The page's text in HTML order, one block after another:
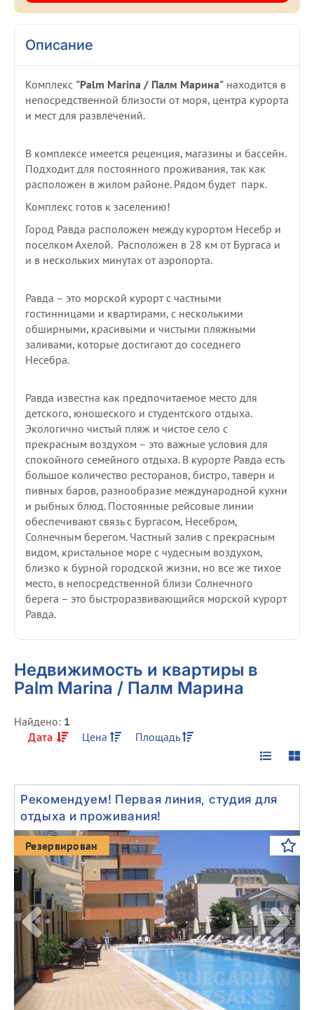
Описание
Комплекс "Palm Marina / Палм Марина" находится в
непосредственной близости от моря, центра курорта
и мест для развлечений.
В комплексе имеется реценция, магазины и бассейн.
Подходит для постоянного проживания, так как
расположен в жилом районе. Рядом будет парк.
Комплекс готов к заселению!
Город Равда расположен между курортом Несебр и
поселком Ахелой. Расположен в 28 км от Бургаса и
и в нескольких минутах от аэропорта.
Равда – это морской курорт с частными
гостинницами и квартирами, с несколькими
обширными, красивыми и чистыми пляжными
заливами, которые достигают до соседнего
Несебра.
Равда известна как предпочитаемое место для
детского, юношеского и студентского отдыха.
Экологично чистый пляж и чистое село с
прекрасным воздухом – это важные условия для
спокойного семейного отдыха. В курорте Равда есть
большое количество ресторанов, бистро, таверн и
пивных баров, разнообразие международной кухни
и рыбных блюд. Постоянные рейсовые линии
обеспечивают связь с Бургасом, Несебром,
Солнечным берегом. Частный залив с прекрасным
видом, кристальное море с чудесным воздухом,
близко к бурной городской жизни, но все же тихое
место, в непосредственной близи Солнечного
берега – это быстроразвивающийся морской курорт
Равда.
Недвижимость и квартиры в
Palm Marina / Палм Марина
Найдено: 1
Дата
Цена Площадь
Рекомендуем! Первая линия, студия для
отдыха и проживания!
Previous Next
Резервирован